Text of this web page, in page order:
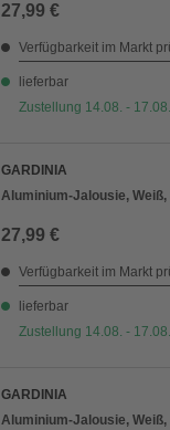
27,99 €
Verfügbarkeit im Markt
lieferbar
Zustellung 14.08. - 17.08.
GARDINIA
Aluminium-Jalousie, Weiß,
27,99 €
Verfügbarkeit im Markt
lieferbar
Zustellung 14.08. - 17.08.
GARDINIA
Aluminium-Jalousie,